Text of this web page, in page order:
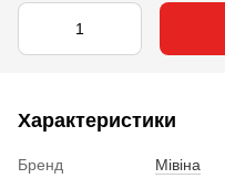
Характеристики
Бренд Miвіна